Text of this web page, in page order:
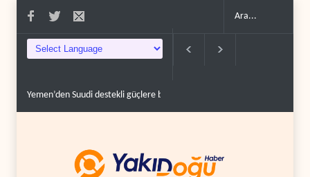
Grönland’da izinsiz sondaj hamlesi..